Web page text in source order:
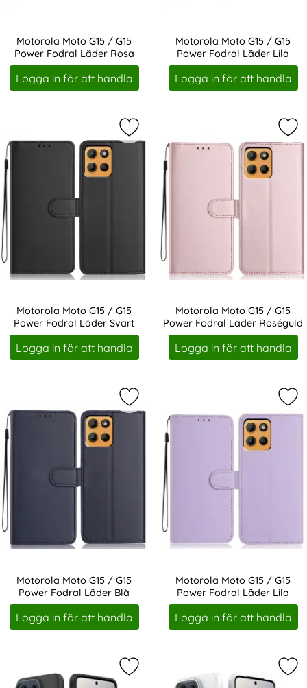
Motorola Moto G15 / G15
Power Fodral Läder Rosa
Art. nr 245100
Logga in för att handla
Motorola Moto G15 / G15
Power Fodral Läder Lila
Art. nr 245101
Logga in för att handla
Motorola Moto G15 / G15
Power Fodral Läder Svart
Art. nr 245102
Logga in för att handla
Markera motorola Moto G15 /
Motorola Moto G15 / G15
Power Fodral Läder Roséguld
Art. nr 245103
Logga in för att handla
Motorola Moto G15 / G15
Power Fodral Läder Blå
Art. nr 245104
Logga in för att handla
Markera motorola Moto G15 /
Motorola Moto G15 / G15
Power Fodral Läder Lila
Art. nr 245105
Logga in för att handla
Markera motorola Moto G15/G15